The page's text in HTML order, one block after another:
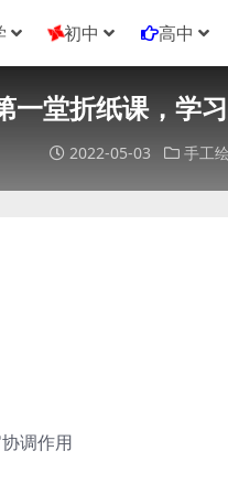
初中 高中
一堂折纸课，学
2022-05-03 手工
调作用